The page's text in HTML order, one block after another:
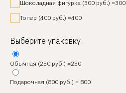
Шоколадная фигурка (300 руб.) =300
Топер (400 руб.) =400
Выберите упаковку
Обычная (250 руб.) =250
Подарочная (800 руб.) = 800